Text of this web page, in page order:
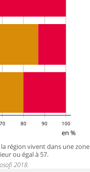
70 80 90 100
en %
région vivent dans une zone
ou égal à 57.
2018.